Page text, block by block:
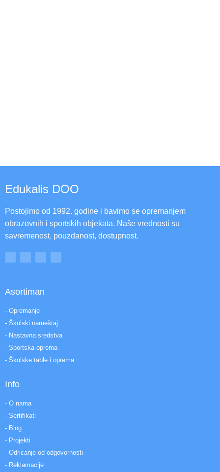
Edukalis DOO
Postojimo od 1992. godine i bavimo se opremanjem
obrazovnih i sportskih objekata. Naše vrednosti su
savremenost, pouzdanost, dostupnost.
Asortiman
- Opremanje
- Školski nameštaj
- Nastavna sredstva
- Sportska oprema
- Školske table i oprema
Info
- O nama
- Sertifikati
- Blog
- Projekti
- Odricanje od odgovornosti
- Reklamacije